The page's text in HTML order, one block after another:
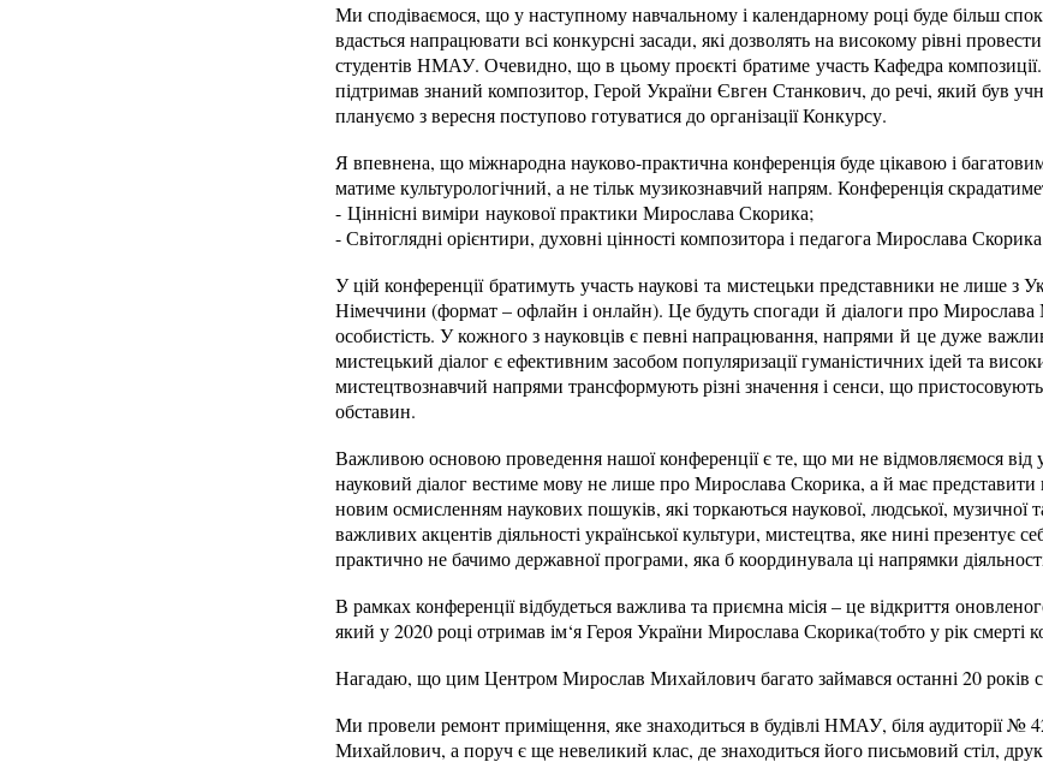
Ми сподіваємося, що у наступному навчальному і календарному році буде більш
вдасться напрацювати всі конкурсні засади, які дозволять на високому рівні
студентів НМАУ. Очевидно, що в цьому проєкті братиме участь Кафедра
підтримав знаний композитор, Герой України Євген Станкович, до речі, який був
плануємо з вересня поступово готуватися до організації Конкурсу.
Я впевнена, що міжнародна науково-практична конференція буде цікавою і
матиме культурологічний, а не тільк музикознавчий напрям. Конференція
- Ціннісні виміри наукової практики Мирослава Скорика;
- Світоглядні орієнтири, духовні цінності композитора і педагога Мирослава
У цій конференції братимуть участь наукові та мистецьки представники не лише з
Німеччини (формат – офлайн і онлайн). Це будуть спогади й діалоги про
особистість. У кожного з науковців є певні напрацювання, напрями й це дуже
мистецький діалог є ефективним засобом популяризації гуманістичних ідей та
мистецтвознавчий напрями трансформують різні значення і сенси, що
обставин.
Важливою основою проведення нашої конференції є те, що ми не відмовляємося від
науковий діалог вестиме мову не лише про Мирослава Скорика, а й має
новим осмисленням наукових пошуків, які торкаються наукової, людської, музичної
важливих акцентів діяльності української культури, мистецтва, яке нині презентує
практично не бачимо державної програми, яка б координувала ці напрямки
В рамках конференції відбудеться важлива та приємна місія – це відкриття
який у 2020 році отримав ім‘я Героя України Мирослава Скорика(тобто у рік смерті
Нагадаю, що цим Центром Мирослав Михайлович багато займався останні 20 років
Ми провели ремонт приміщення, яке знаходиться в будівлі НМАУ, біля аудиторії №
Михайлович, а поруч є ще невеликий клас, де знаходиться його письмовий стіл,